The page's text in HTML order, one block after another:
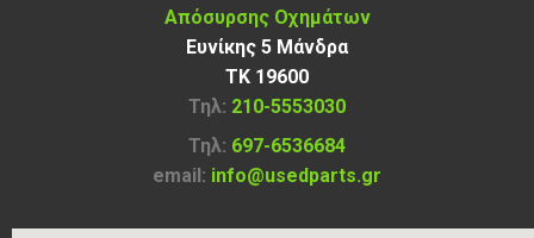
Απόσυρσης Οχημάτων
Ευνίκης 5 Μάνδρα
ΤΚ 19600
Τηλ: 210-5553030
Τηλ: 697-6536684
email: info@usedparts.gr